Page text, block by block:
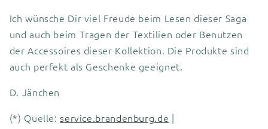
Ich wünsche Dir viel Freude beim Lesen dieser Saga
und auch beim Tragen der Textilien oder Benutzen
der Accessoires dieser Kollektion. Die Produkte sind
auch perfekt als Geschenke geeignet.
D. Jänchen
(*) Quelle:service.brandenburg.de |